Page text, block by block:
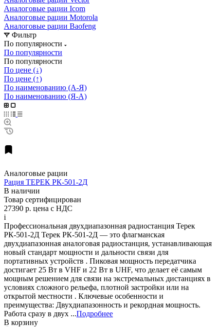
Аналоговые рации Icom
Аналоговые рации Motorola
Аналоговые рации Baofeng
Фильтр
По популярности
По популярности
По популярности
По цене (↓)
По цене (↑)
По наименованию (А-Я)
По наименованию (Я-А)
Аналоговые рации
Рация ТЕРЕК РК-501-2Д
В наличии
Товар сертифицирован
27390 р. цена с НДС
i
Профессиональная двухдиапазонная радиостанция Терек
РК-501-2Д Терек РК-501-2Д — это флагманская
двухдиапазонная аналоговая радиостанция, устанавливающая
новый стандарт мощности и дальности связи для
портативных устройств . Пиковая мощность передатчика
достигает 25 Вт в VHF и 22 Вт в UHF, что делает её самым
мощным решением для связи на экстремальных дистанциях в
условиях сложного рельефа, плотной застройки или на
открытой местности . Ключевые особенности и
преимущества: Двухдиапазонность и рекордная мощность.
Работа сразу в двух ...Подробнее
В корзину